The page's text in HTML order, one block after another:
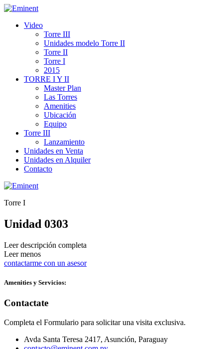
Video
Torre III
Unidades modelo Torre II
Torre II
Torre I
2015
TORRE I Y II
Master Plan
Las Torres
Amenities
Ubicación
Equipo
Torre III
Lanzamiento
Unidades en Venta
Unidades en Alquiler
Contacto
Torre I
Unidad 0303
Leer descripción completa
Leer menos
contactarme con un asesor
Amenities y Servicios:
Contactate
Completa el Formulario para solicitar una visita exclusiva.
Avda Santa Teresa 2417, Asunción, Paraguay